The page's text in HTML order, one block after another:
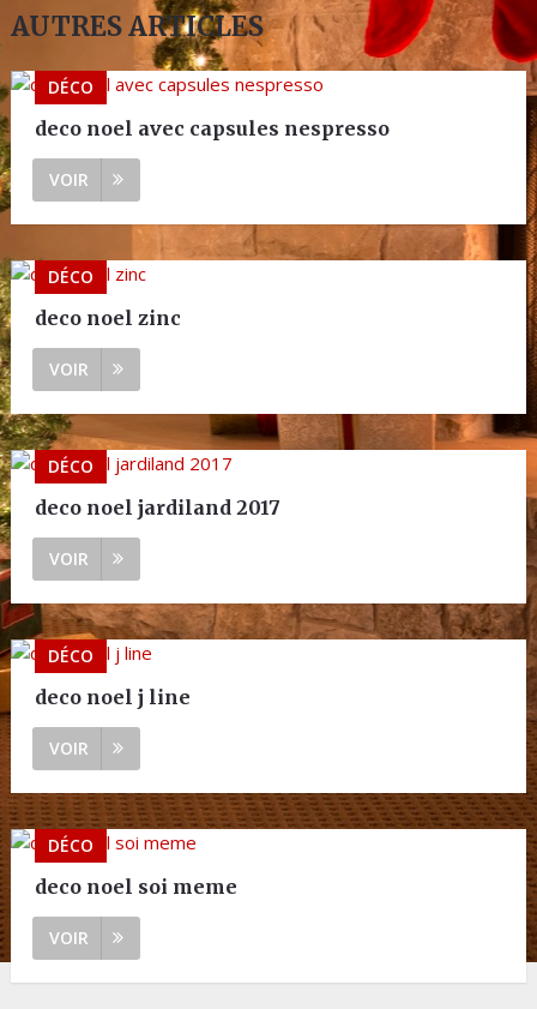
AUTRES ARTICLES
DÉCO
deco noel avec capsules nespresso
VOIR
DÉCO
deco noel zinc
VOIR
DÉCO
deco noel jardiland 2017
VOIR
DÉCO
deco noel j line
VOIR
DÉCO
deco noel soi meme
VOIR